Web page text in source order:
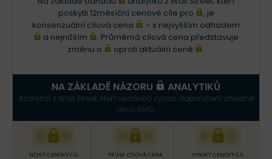
poskytli 12měsíční cenové cíle pro
, je
konsenzuální cílová cena
– s nejvyšším odhadem
a nejnižším
. Průměrná cílová cena představuje
změnu o
oproti aktuální ceně .
NA ZÁKLADĚ NÁZORU ANALYTIKŮ
Analytici z Wall Street, kteří nedávno vydali doporučení ohledně
akcií SMG.
XXX
NÍZKÝ CENOVÝ CÍL
XXX
PRŮM. CÍLOVÁ CENA
XXX
VYSOKÝ CENOVÝ CÍL